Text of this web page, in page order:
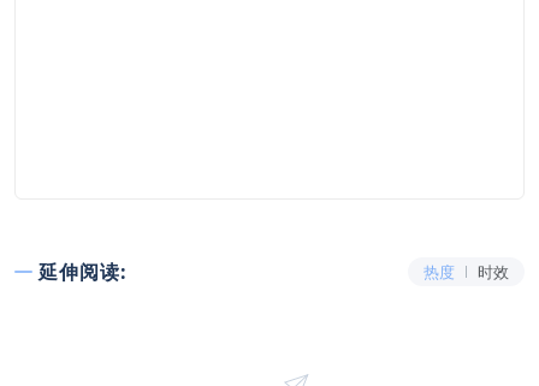
延伸阅读: 热度 时效